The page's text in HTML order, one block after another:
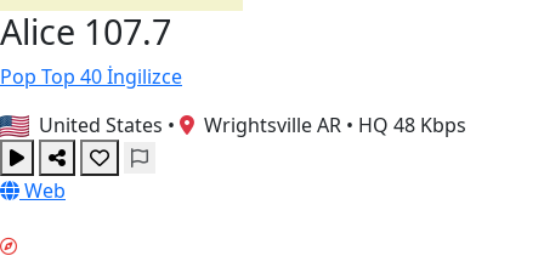
Alice 107.7
Pop Top 40İngilizce
United States • Wrightsville AR • HQ 48 Kbps
Web